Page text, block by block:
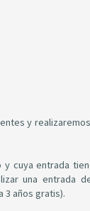
y
cuya entrada
una entrada
3 años gratis).